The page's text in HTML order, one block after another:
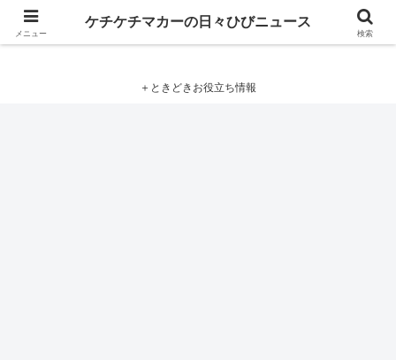
ケチケチマカーの日々ひびニュース
＋ときどきお役立ち情報
メニュー
ケチケチマカーの日々ひびニュース
検索